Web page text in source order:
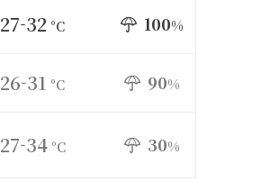
27-32 °C 100%
26-31 °C 90%
27-34 °C 30%